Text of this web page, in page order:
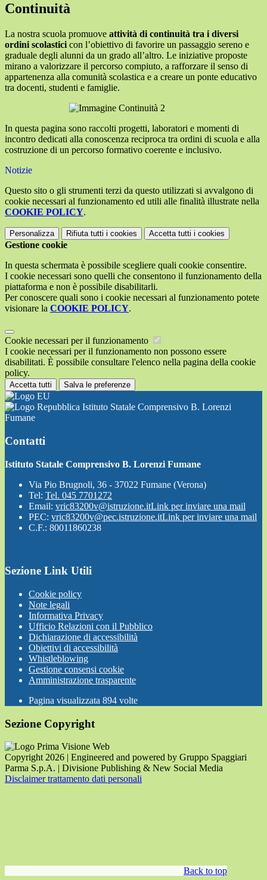
Continuità
La nostra scuola promuove attività di continuità tra i diversi
ordini scolastici con l’obiettivo di favorire un passaggio sereno e
graduale degli alunni da un grado all’altro. Le iniziative proposte
mirano a valorizzare il percorso compiuto, a rafforzare il senso di
appartenenza alla comunità scolastica e a creare un ponte educativo
tra docenti, studenti e famiglie.
In questa pagina sono raccolti progetti, laboratori e momenti di
incontro dedicati alla conoscenza reciproca tra ordini di scuola e alla
costruzione di un percorso formativo coerente e inclusivo.
Notizie
Questo sito o gli strumenti terzi da questo utilizzati si avvalgono di
cookie necessari al funzionamento ed utili alle finalità illustrate nella
COOKIE POLICY.
Personalizza Rifiuta tutti i cookies Accetta tutti i cookies
Gestione cookie
In questa schermata è possibile scegliere quali cookie consentire.
I cookie necessari sono quelli che consentono il funzionamento della
piattaforma e non è possibile disabilitarli.
Per conoscere quali sono i cookie necessari al funzionamento potete
visionare la COOKIE POLICY.
Cookie necessari per il funzionamento
I cookie necessari per il funzionamento non possono essere
disabilitati. È possibile consultare l'elenco nella pagina della cookie
policy.
Accetta tutti Salva le preferenze
Istituto Statale Comprensivo B. Lorenzi
Fumane
Contatti
Istituto Statale Comprensivo B. Lorenzi Fumane
Via Pio Brugnoli, 36 - 37022 Fumane (Verona)
Tel: Tel. 045 7701272
Email: vric83200v@istruzione.itLink per inviare una mail
PEC: vric83200v@pec.istruzione.itLink per inviare una mail
C.F.: 80011860238
Sezione Link Utili
Cookie policy
Note legali
Informativa Privacy
Ufficio Relazioni con il Pubblico
Dichiarazione di accessibilità
Obiettivi di accessibilità
Whistleblowing
Gestione consensi cookie
Amministrazione trasparente
Pagina visualizzata 894 volte
Sezione Copyright
Copyright 2026 | Engineered and powered by Gruppo Spaggiari
Parma S.p.A. | Divisione Publishing & New Social Media
Disclaimer trattamento dati personali
Back to top